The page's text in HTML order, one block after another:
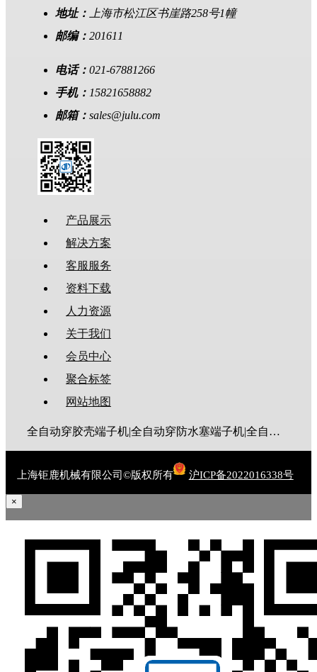
地址：
上海市松江区书崖路258号1幢
邮编： 201611
电话： 021-67881266
手机： 15821658882
邮箱： sales@julu.com
产品展示
解决方案
客服服务
资料下载
人力资源
关于我们
会员中心
聚合标签
网站地图
全自动穿胶壳端子机|全自动穿防水塞端子机|全自动穿热缩管端子机|全自动穿护套端子机|全自动穿号码管端子机|全自动端子机|全自动穿防水栓端子机|端子压着机|端子压接机|静音端子机|多芯线端子机|护套线端子机|全自动排线端子机|新能源大平方压接机|电脑剥线机|自动剥线机|裁线机|剥线机
上海钜鹿机械有限公司©版权所有 沪ICP备2022016338号
×